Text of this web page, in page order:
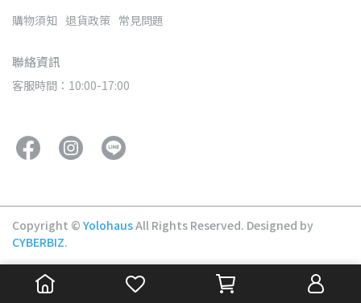
購物須知 退貨政策 常見問題
聯絡資訊
客服時間：10:00-17:00
Copyright © YolohausAll Rights Reserved. Designed by
CYBERBIZ.